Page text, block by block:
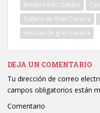
Benito Pérez Galdós
Cultura de Gran Canaria
noticias de gran canaria
DEJA UN COMENTARIO
Tu dirección de correo
campos obligatorios están
Comentario